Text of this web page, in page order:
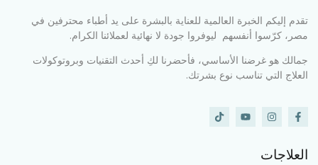
تقدم إليكم الخبرة العالمية للعناية بالبشرة على يد أطباء محترفين في
مصر، كرّسوا أنفسهم ليوفروا جودة لا نهائية لعملائنا الكرام.
جمالك هو غرضنا الأساسي، فأحضرنا لكِ أحدث التقنيات وبروتوكولات
العلاج التي تناسب نوع بشرتك.
العلاجات